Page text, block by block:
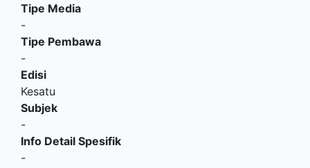
Tipe Media
-
Tipe Pembawa
-
Edisi
Kesatu
Subjek
-
Info Detail Spesifik
-